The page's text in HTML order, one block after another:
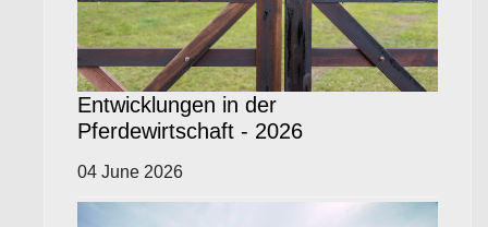
Entwicklungen in der
Pferdewirtschaft - 2026
04 June 2026